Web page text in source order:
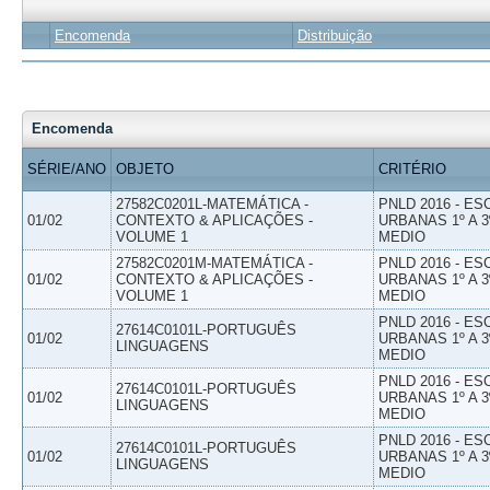
Encomenda Distribuição
Encomenda
SÉRIE/ANO OBJETO CRITÉRIO
01/02
27582C0201L-MATEMÁTICA -
CONTEXTO & APLICAÇÕES -
VOLUME 1
PNLD 2016 -
URBANAS 1º A
MEDIO
01/02
27582C0201M-MATEMÁTICA -
CONTEXTO & APLICAÇÕES -
VOLUME 1
PNLD 2016 -
URBANAS 1º A
MEDIO
01/02
27614C0101L-PORTUGUÊS
LINGUAGENS
PNLD 2016 -
URBANAS 1º A
MEDIO
01/02
27614C0101L-PORTUGUÊS
LINGUAGENS
PNLD 2016 -
URBANAS 1º A
MEDIO
01/02
27614C0101L-PORTUGUÊS
LINGUAGENS
PNLD 2016 -
URBANAS 1º A
MEDIO